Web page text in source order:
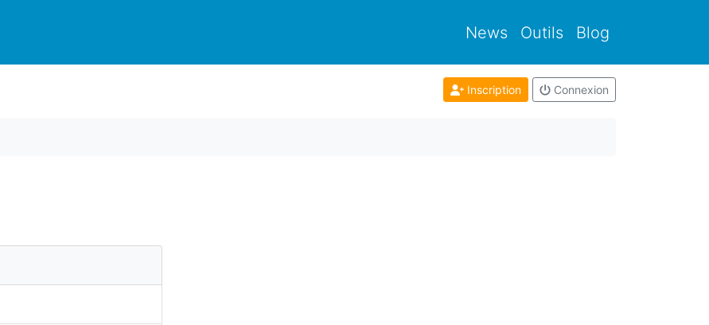
News Outils Blog
Inscription Connexion